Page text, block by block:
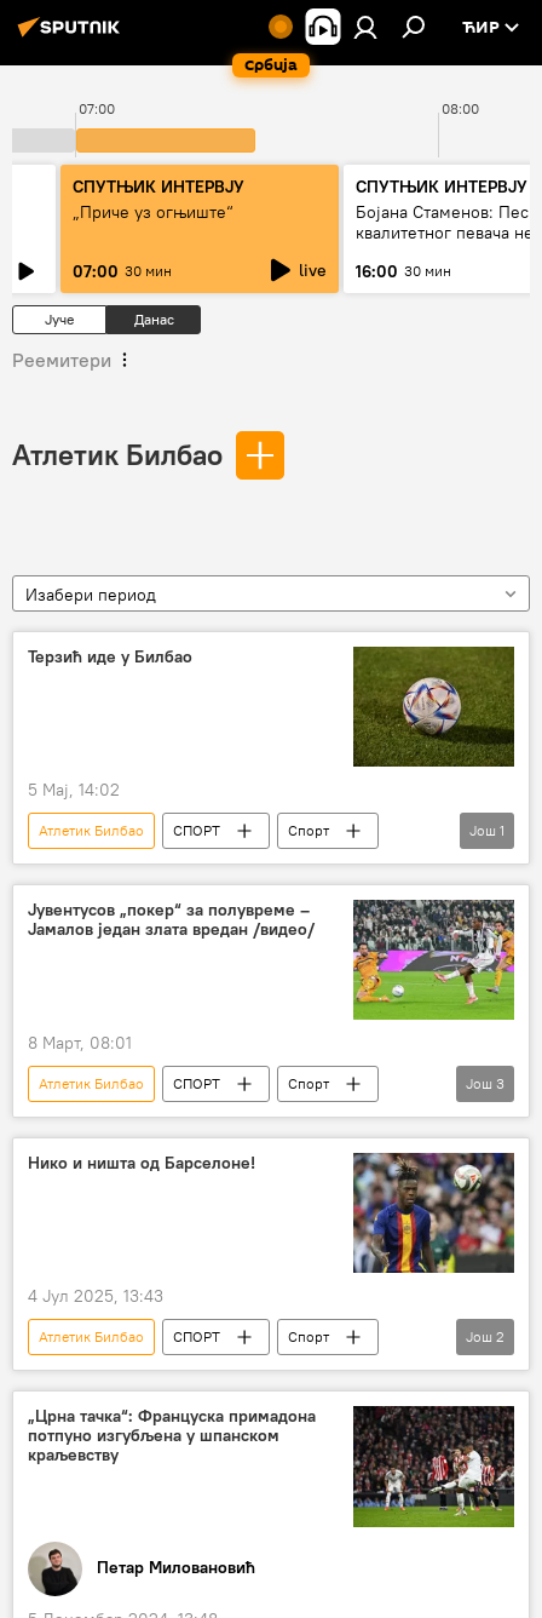
Србија
ЋИР
07:00 08:00
СПУТЊИК ИНТЕРВЈУ
„Приче уз огњиште“
07:00 30 мин live
СПУТЊИК ИНТЕРВЈУ
Бојана Стаменов:
квалитетног певача
16:00 30 мин
Јуче Данас
Реемитери
Атлетик Билбао
Изабери период
Терзић иде у Билбао
5 Мај, 14:02
Атлетик Билбао СПОРТ
Спорт
Фудбал
Још 1
Јувентусов „покер“ за полувреме –
Јамалов један злата вредан /видео/
8 Март, 08:01
Атлетик Билбао СПОРТ
Спорт
Фудбал
ФК Барселона Јувентус
Још 3
Нико и ништа од Барселоне!
4 Јул 2025, 13:43
Атлетик Билбао СПОРТ
Спорт
ФК Барселона
Фудбал
Још 2
„Црна тачка“: Француска примадона
потпуно изгубљена у шпанском
краљевству
Петар Миловановић